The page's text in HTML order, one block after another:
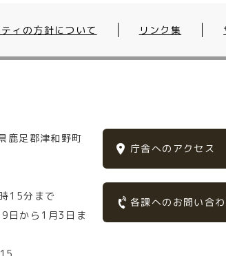
ィの方針について リンク集
鹿足郡津和野町
15分まで
日から1月3日ま
庁舎へのアクセス
各課へのお問い合